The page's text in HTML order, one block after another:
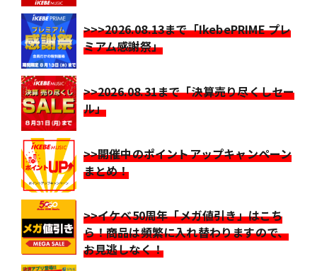
>>>2026.08.13まで「IkebePRIME プレ
ミアム感謝祭」
>>2026.08.31まで「決算売り尽くしセー
ル」
>>開催中のポイントアップキャンペーン
まとめ！
>>イケベ50周年「メガ値引き」はこち
ら！商品は頻繁に入れ替わりますので、
お見逃しなく！